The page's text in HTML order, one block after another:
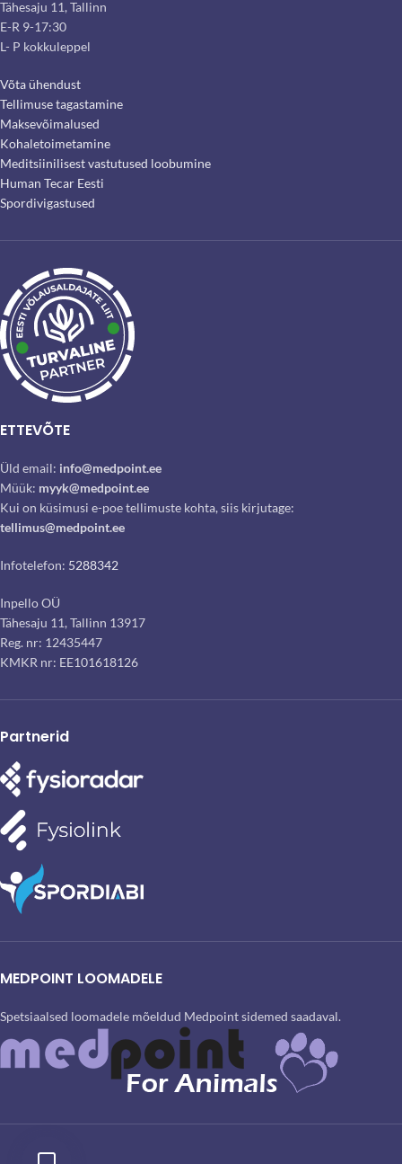
Tähesaju 11, Tallinn
E-R 9-17:30
L- P kokkuleppel
Võta ühendust
Tellimuse tagastamine
Maksevõimalused
Kohaletoimetamine
Meditsiinilisest vastutused loobumine
Human Tecar Eesti
Spordivigastused
ETTEVÕTE
Üld email: info@medpoint.ee
Müük: myyk@medpoint.ee
Kui on küsimusi e-poe tellimuste kohta, siis kirjutage:
tellimus@medpoint.ee
Infotelefon: 5288342
Inpello OÜ
Tähesaju 11, Tallinn 13917
Reg. nr: 12435447
KMKR nr: EE101618126
Partnerid
MEDPOINT LOOMADELE
Spetsiaalsed loomadele mõeldud Medpoint sidemed saadaval.